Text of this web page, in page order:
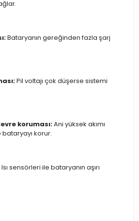
Bataryanın gereğinden fazla şarj
Pil voltajı çok düşerse sistemi
koruması:Ani yüksek akımı
korur.
Isı sensörleri ile bataryanın aşırı